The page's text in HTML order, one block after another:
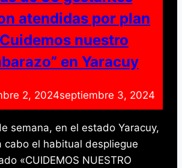
atendidas por plan
nuestro
en Yaracuy
2, 2024septiembre 3, 2024
semana, en el estado Yaracuy,
cabo el habitual despliegue
«CUIDEMOS NUESTRO